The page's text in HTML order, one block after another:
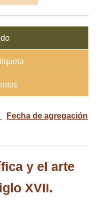
Fecha de agregación
y el arte
XVII.